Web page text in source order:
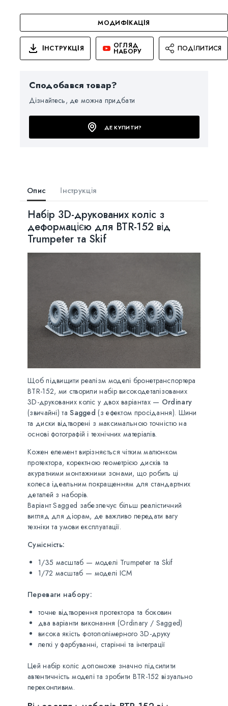
МОДИФІКАЦІЯ
ІНСТРУКЦІЯ ОГЛЯД
НАБОРУ ПОДІЛИТИСЯ
Сподобався товар?
Дізнайтесь, де можна придбати
ДЕ КУПИТИ?
Опис Інструкція
Набір 3D-друкованих коліс з
деформацією для BTR-152 від
Trumpeter та Skif
Щоб підвищити реалізм моделі бронетранспортера
BTR-152, ми створили набір високодеталізованих
3D-друкованих коліс у двох варіантах — Ordinary
(звичайні) таSagged(з ефектом просідання). Шини
та диски відтворені з максимальною точністю на
основі фотографій і технічних матеріалів.
Кожен елемент вирізняється чітким малюнком
протектора, коректною геометрією дисків та
акуратними монтажними зонами, що робить ці
колеса ідеальним покращенням для стандартних
деталей з наборів.
Варіант Sagged забезпечує більш реалістичний
вигляд для діорам, де важливо передати вагу
техніки та умови експлуатації.
Сумісність:
1/35 масштаб — моделі Trumpeter та Skif
1/72 масштаб — моделі ICM
Переваги набору:
точне відтворення протектора та боковин
два варіанти виконання (Ordinary / Sagged)
висока якість фотополімерного 3D-друку
легкі у фарбуванні, старінні та інтеграції
Цей набір коліс допоможе значно підсилити
автентичність моделі та зробити BTR-152 візуально
переконливим.